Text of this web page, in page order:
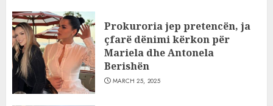
Prokuroria jep pretencën, ja
çfarë dënimi kërkon për
Mariela dhe Antonela
Berishën
MARCH 25, 2025